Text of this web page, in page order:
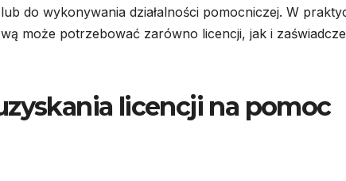
do wykonywania działalności pomocniczej. W
może potrzebować zarówno licencji, jak i
licencji na pomoc